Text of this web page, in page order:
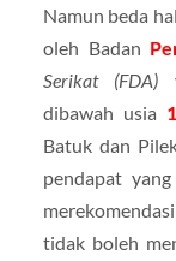
Namun beda
oleh Badan
Serikat (FDA)
dibawah usia
Batuk dan
pendapat
tidak boleh